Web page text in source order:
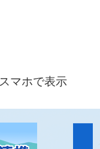
スマホで表示